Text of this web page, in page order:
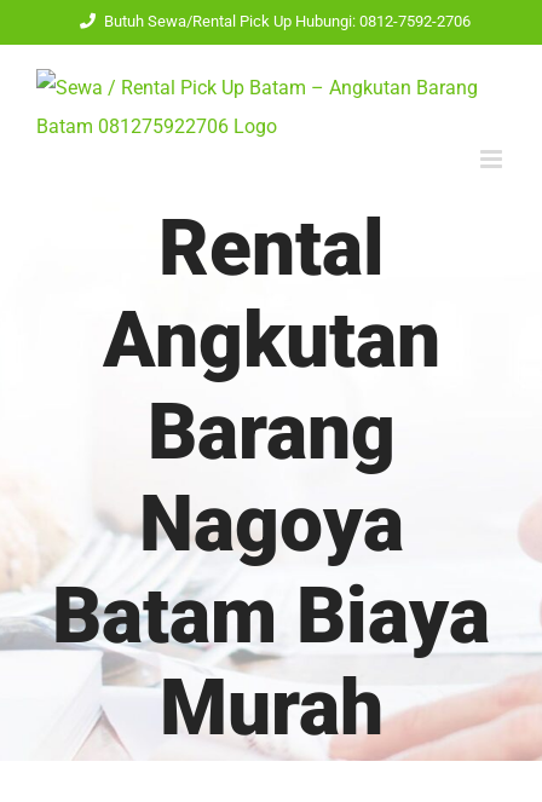
content
Butuh Sewa/Rental Pick Up Hubungi: 0812-7592-2706
Rental
Angkutan
Barang
Nagoya
Batam Biaya
Murah